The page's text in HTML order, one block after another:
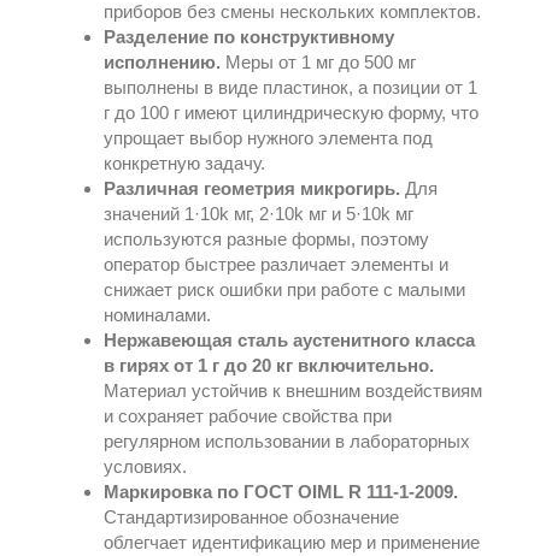
приборов без смены нескольких комплектов.
Разделение по конструктивному
исполнению. Меры от 1 мг до 500 мг
выполнены в виде пластинок, а позиции от 1
г до 100 г имеют цилиндрическую форму, что
упрощает выбор нужного элемента под
конкретную задачу.
Различная геометрия микрогирь. Для
значений 1·10k мг, 2·10k мг и 5·10k мг
используются разные формы, поэтому
оператор быстрее различает элементы и
снижает риск ошибки при работе с малыми
номиналами.
Нержавеющая сталь аустенитного класса
в гирях от 1 г до 20 кг включительно.
Материал устойчив к внешним воздействиям
и сохраняет рабочие свойства при
регулярном использовании в лабораторных
условиях.
Маркировка по ГОСТ OIML R 111-1-2009.
Стандартизированное обозначение
облегчает идентификацию мер и применение